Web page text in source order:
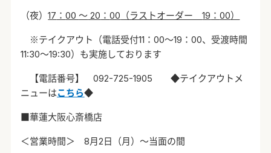
（夜）17 ：00 ～ 20 ：00 （ラストオーダー19 ：00）
※テイクアウト（電話受付11 ：00～19 ：00、受渡時間
11:30～19:30）も実施しております
【電話番号】092-725-1905 ◆テイクアウトメ
ニューはこちら◆
■華蓮大阪心斎橋店
＜営業時間＞8月2 日（月）～当面の間